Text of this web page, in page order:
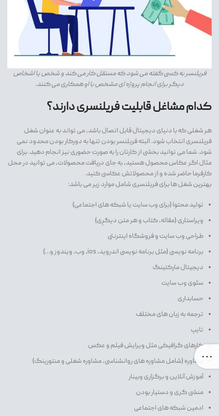
فریلنسر به کسی گفته می شود که مستقل کار می کند و شخص یا اشخاص
دیگر برای انجام پروژه ای مشخص با او همکاری می کنند.
کدام مشاغل قابلیت فریلنسری دارند؟
هر شغلی که با دنیای دیجیتال قابل اتصال باشد، می تواند به عنوان شغل
فریلنسری انتخاب شود. البته فریلنسر بودن تنها به دورکار بودن محدود نمی
شود. شما می توانید بخشی از کارتان را به صورت حضوری نیز انجام دهید. برای
مثال اگر عکاس محصول هستید، به جای دریافت محصولات، می توانید در محل
کارفرما حاضر شده و از محصولاتش عکاسی کنید.
بهترین شغل ها برای فریلنسری شامل موارد زیر می باشد:
تولید محتوا (برای وب سایت یا شبکه های اجتماعی)
ویراستاری (مقاله، کتاب و هر متن دیگرِی)
طراحی وب سایت و فروشگاه اینترنتی
برنامه نویسی (مثل برنامه نویسی اندروید، ios، وب، ویندوز و…)
دیجیتال مارکتینگ
سئوی وب سایت
حسابداری
ترجمه به زبان های مختلف
تایپ
کارهای گرافیکی مثل ویرایش فیلم و عکس
مشاوره (شامل مشاوره های روانشناسی، مشاوره شغلی و منتورینگ)
آموزش آنلاین و برگزاری وبینار
منشی گری و دستیار بودن
ادمین شبکه های اجتماعی